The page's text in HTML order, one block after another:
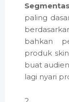
paling
bahkan
produk
buat
lagi nyari